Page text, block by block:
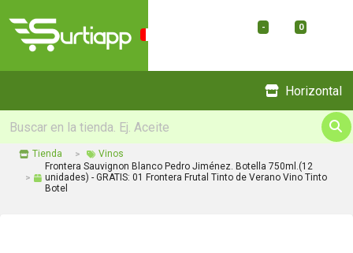
- 0
Horizontal
Tienda
Vinos
Frontera Sauvignon Blanco Pedro Jiménez. Botella 750ml.(12
unidades) - GRATIS: 01 Frontera Frutal Tinto de Verano Vino Tinto
Botel